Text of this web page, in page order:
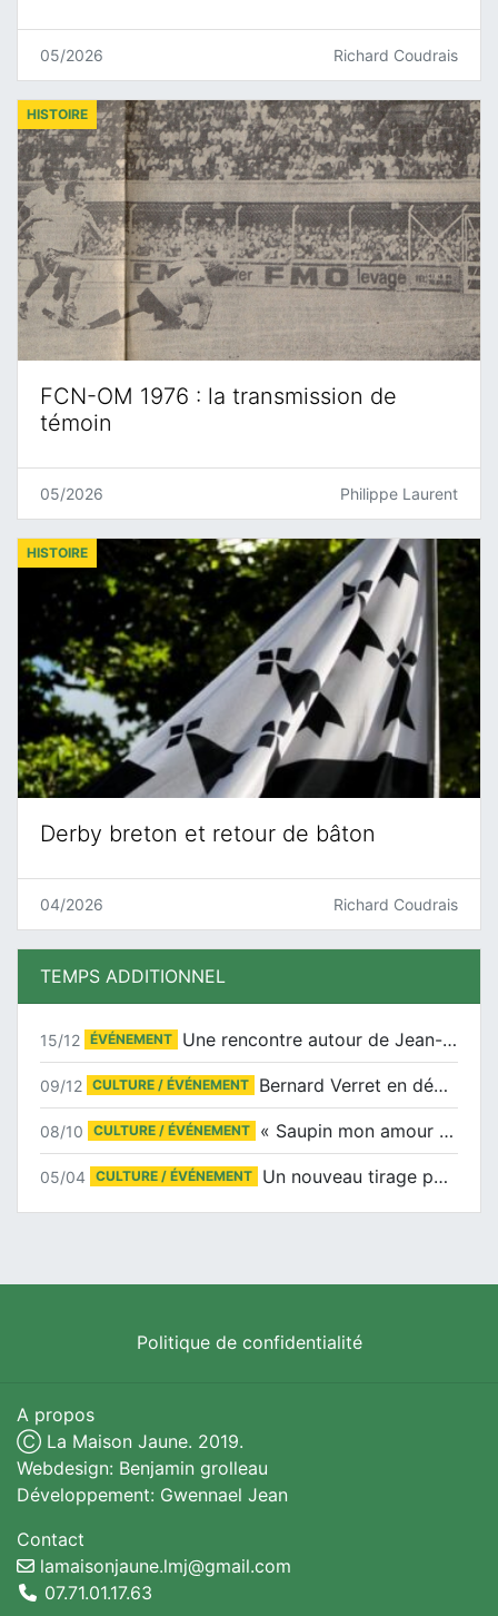
05/2026 Richard Coudrais
FCN-OM 1976 : la transmission de
témoin
HISTOIRE
05/2026 Philippe Laurent
Derby breton et retour de bâton
HISTOIRE
04/2026 Richard Coudrais
TEMPS ADDITIONNEL
15/12 ÉVÉNEMENT Une rencontre autour de Jean-Claude Suaudeau
09/12 CULTURE / ÉVÉNEMENT Bernard Verret en dédicaces le samedi 13 décembre à l’Espace Culturel Atlantis
08/10 CULTURE / ÉVÉNEMENT « Saupin mon amour » au salon du livre de Trentemoult
05/04 CULTURE / ÉVÉNEMENT Un nouveau tirage pour le Docu-BD
Politique de confidentialité
A propos
Ⓒ La Maison Jaune. 2019.
Webdesign: Benjamin grolleau
Développement: Gwennael Jean
Contact
lamaisonjaune.lmj@gmail.com
07.71.01.17.63